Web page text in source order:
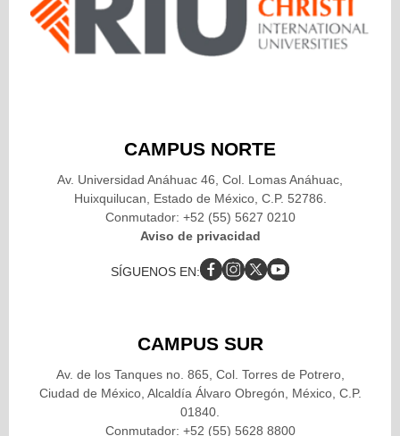
CAMPUS NORTE
Av. Universidad Anáhuac 46, Col. Lomas Anáhuac,
Huixquilucan, Estado de México, C.P. 52786.
Conmutador: +52 (55) 5627 0210
Aviso de privacidad
SÍGUENOS EN:
CAMPUS SUR
Av. de los Tanques no. 865, Col. Torres de Potrero,
Ciudad de México, Alcaldía Álvaro Obregón, México, C.P.
01840.
Conmutador: +52 (55) 5628 8800